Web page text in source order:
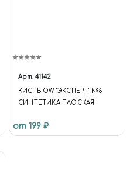
Арт. 41142
КИСТЬ OW "ЭКСПЕРТ" №6
СИНТЕТИКА ПЛОСКАЯ
от 199 ₽